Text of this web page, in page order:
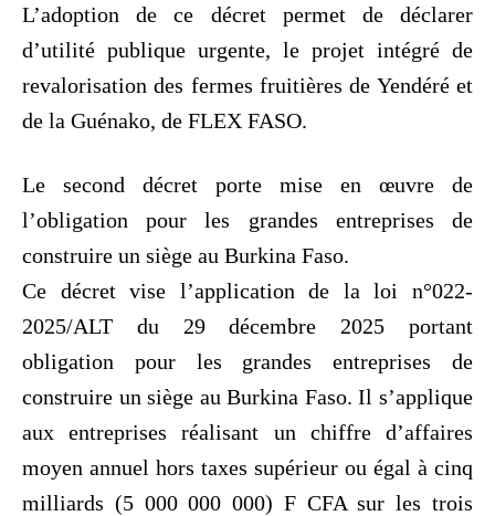
L’adoption de ce décret permet de déclarer
d’utilité publique urgente, le projet intégré de
revalorisation des fermes fruitières de Yendéré et
de la Guénako, de FLEX FASO.
Le second décret porte mise en œuvre de
l’obligation pour les grandes entreprises de
construire un siège au Burkina Faso.
Ce décret vise l’application de la loi n°022-
2025/ALT du 29 décembre 2025 portant
obligation pour les grandes entreprises de
construire un siège au Burkina Faso. Il s’applique
aux entreprises réalisant un chiffre d’affaires
moyen annuel hors taxes supérieur ou égal à cinq
milliards (5 000 000 000) F CFA sur les trois